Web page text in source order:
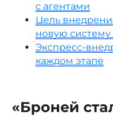
с агентами
Цель
новую
Экспресс-
каждом этапе
«Броней